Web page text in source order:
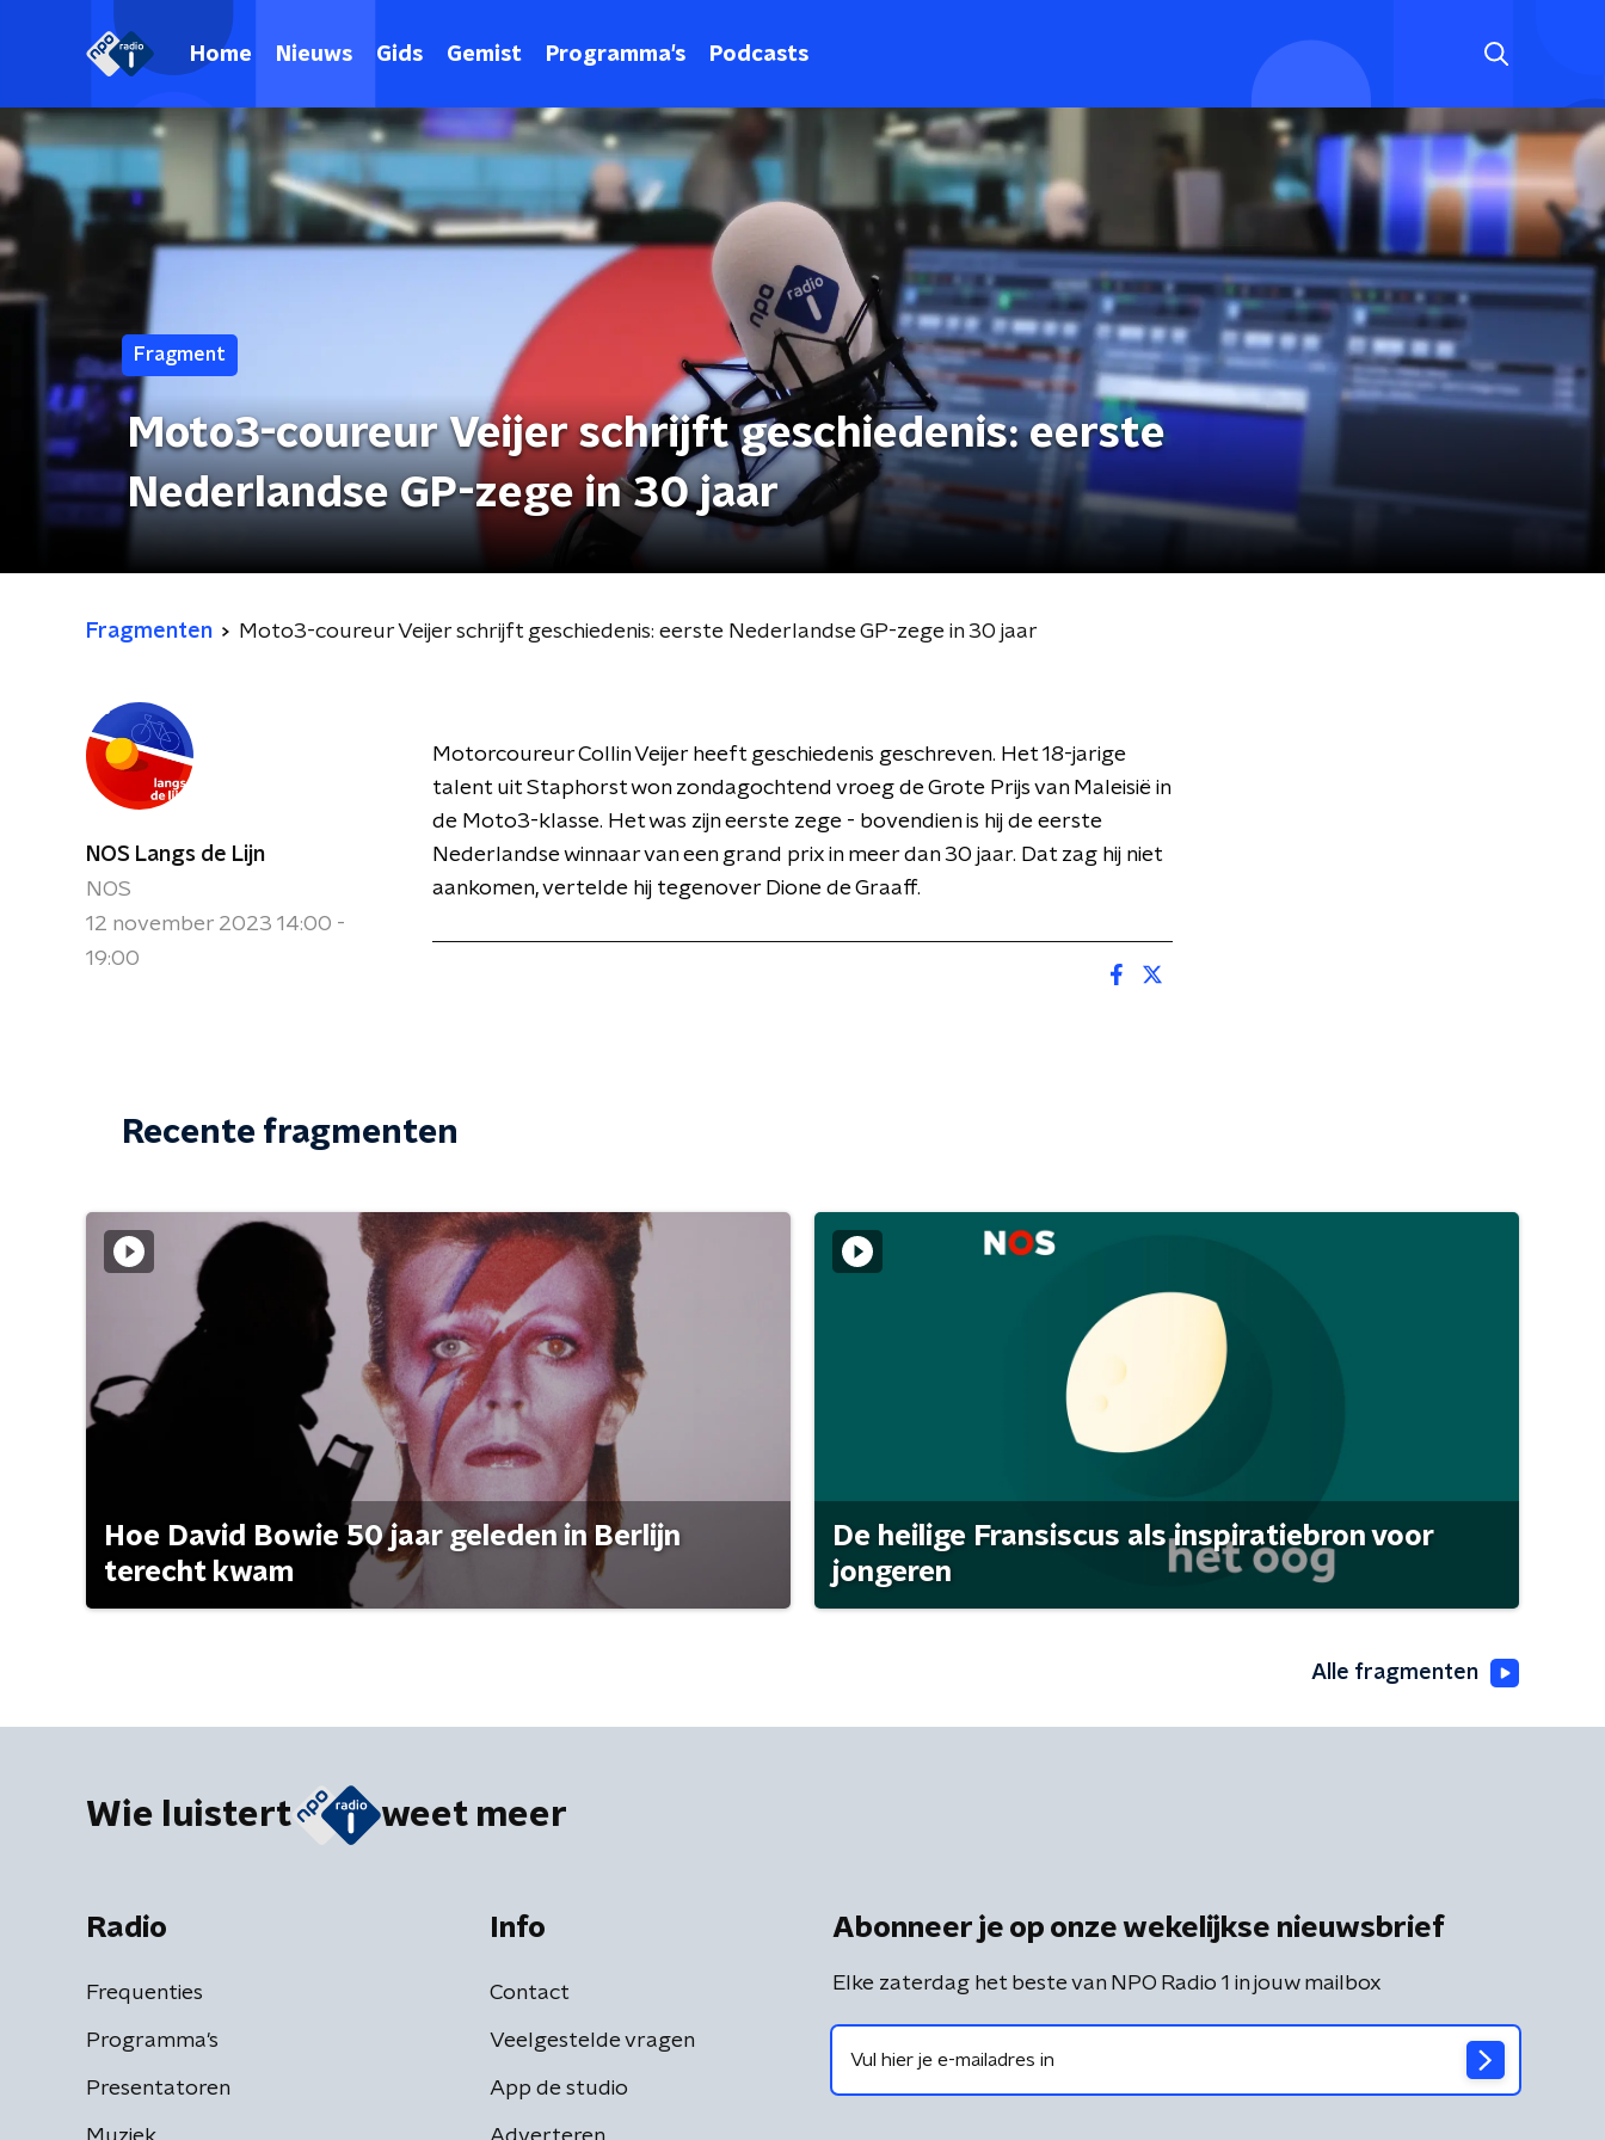
Home Nieuws Gids Gemist Programma's Podcasts
Fragment
Moto3-coureur Veijer schrijft geschiedenis: eerste
Nederlandse GP-zege in 30 jaar
Fragmenten Moto3-coureur Veijer schrijft geschiedenis: eerste Nederlandse GP-zege in 30 jaar
NOS Langs de Lijn
NOS
12 november 2023 14:00 -
19:00
Motorcoureur Collin Veijer heeft geschiedenis geschreven. Het 18-jarige
talent uit Staphorst won zondagochtend vroeg de Grote Prijs van Maleisië in
de Moto3-klasse. Het was zijn eerste zege - bovendien is hij de eerste
Nederlandse winnaar van een grand prix in meer dan 30 jaar. Dat zag hij niet
aankomen, vertelde hij tegenover Dione de Graaff.
Recente fragmenten
Hoe David Bowie 50 jaar geleden in Berlijn
terecht kwam
De heilige Fransiscus als inspiratiebron voor
jongeren
Alle fragmenten
Wie luistert weet meer
Radio
Frequenties
Programma's
Presentatoren
Info
Contact
Veelgestelde vragen
App de studio
Abonneer je op onze wekelijkse nieuwsbrief
Elke zaterdag het beste van NPO Radio 1 in jouw mailbox